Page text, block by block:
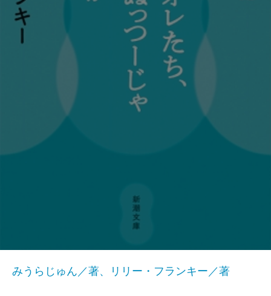
みうらじゅん／著、リリー・フランキー／著